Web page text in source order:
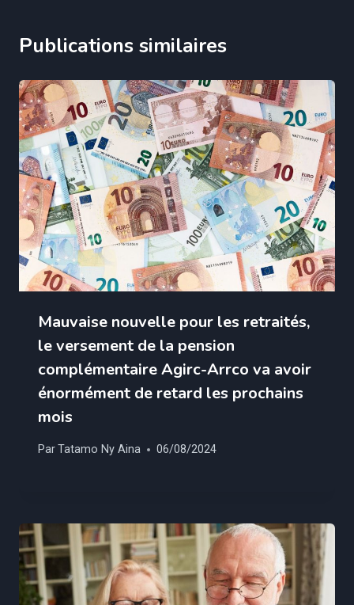
Publications similaires
Mauvaise nouvelle pour les retraités,
le versement de la pension
complémentaire Agirc-Arrco va avoir
énormément de retard les prochains
mois
ParTatamo Ny Aina 06/08/2024